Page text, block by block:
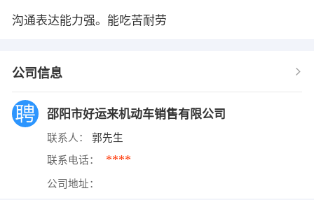
沟通表达能力强。能吃苦耐劳
公司信息
邵阳市好运来机动车销售有限公司
联系人： 郭先生
联系电话： ****
公司地址：